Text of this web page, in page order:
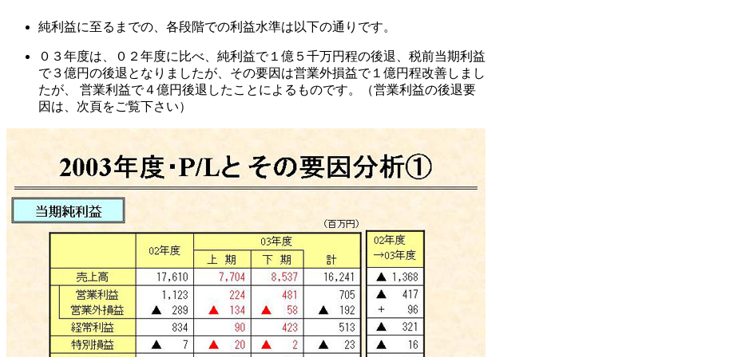
純利益に至るまでの、各段階での利益水準は以下の通りです。
０３年度は、０２年度に比べ、純利益で１億５千万円程の後退、税前当期利益
で３億円の後退となりましたが、その要因は営業外損益で１億円程改善しまし
たが、 営業利益で４億円後退したことによるものです。（営業利益の後退要
因は、次頁をご覧下さい）